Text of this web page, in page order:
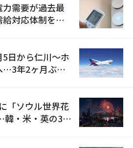
需要が過去最
対応体制を点
日から仁川〜ホ
…3年2ヶ月ぶり
「ソウル世界花
・米・英の3カ